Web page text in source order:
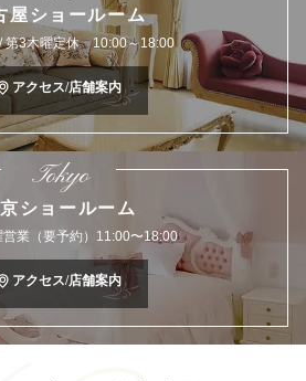
屋ショールーム
第3木曜定休 10:00～18:00
アクセス/店舗案内
Tokyo
ショールーム
営業（要予約）11:00〜18:00
アクセス/店舗案内